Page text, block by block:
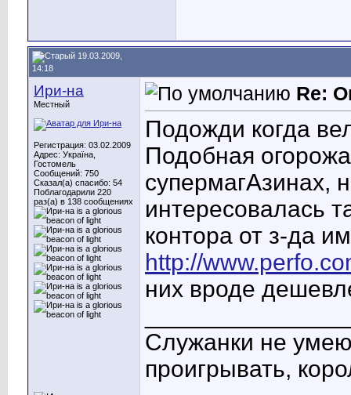
19.03.2009,
14:18
Ири-на
Местный
Регистрация: 03.02.2009
Адрес: Україна,
Гостомель
Сообщений: 750
Сказал(а) спасибо: 54
Поблагодарили 220
раз(а) в 138 сообщениях
Re:
Подожди когда
Подобная
супермагАзинах,
интересовалась
контора от з-да
http://
них вроде
Служанки не
проигрывать,